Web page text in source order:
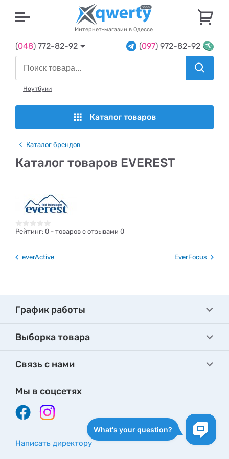
Интернет-магазин в Одессе
(048) 772-82-92 (097) 972-82-92
Ноутбуки
Каталог товаров
Каталог брендов
Каталог товаров EVEREST
Рейтинг: 0 - товаров с отзывами 0
everActive EverFocus
График работы
Выборка товара
Связь с нами
Мы в соцсетях
Написать директору